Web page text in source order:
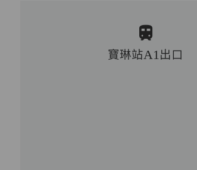
寶琳站A1出口